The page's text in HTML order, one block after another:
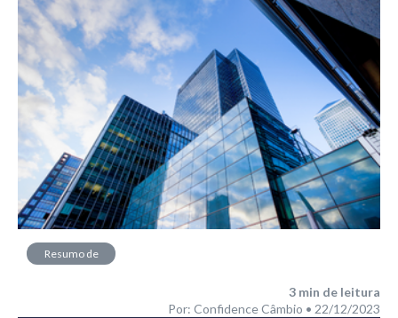
Resumo de
3 min de leitura
Por: Confidence Câmbio • 22/12/2023